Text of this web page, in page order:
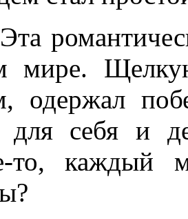
мире.
одержал
для себя и
то, каждый